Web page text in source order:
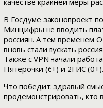
качестве крайней меры
В Госдуме законопроект
Минцифры не вводить
россиян. А тем временем
вновь стали пускать
Также с VPN начали
Пятерочки (6+) и 2ГИС (0+).
Что победит: здравый
продемонстрировать, кто